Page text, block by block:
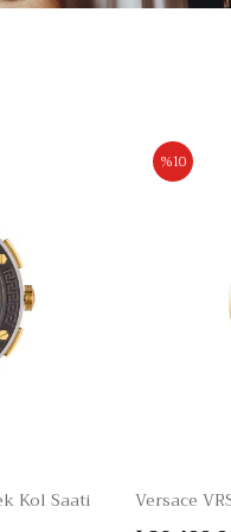
Kol Saati Versace
%10